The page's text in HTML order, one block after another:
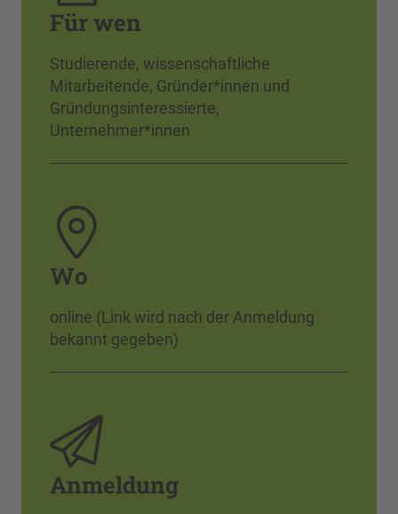
Für wen
Studierende, wissenschaftliche
Mitarbeitende, Gründer*innen und
Gründungsinteressierte,
Unternehmer*innen
Wo
online (Link wird nach der Anmeldung
bekannt gegeben)
Anmeldung